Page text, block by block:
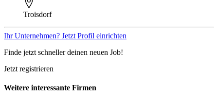
Troisdorf
Ihr Unternehmen? Jetzt Profil einrichten
Finde jetzt schneller deinen neuen Job!
Jetzt registrieren
Weitere interessante Firmen